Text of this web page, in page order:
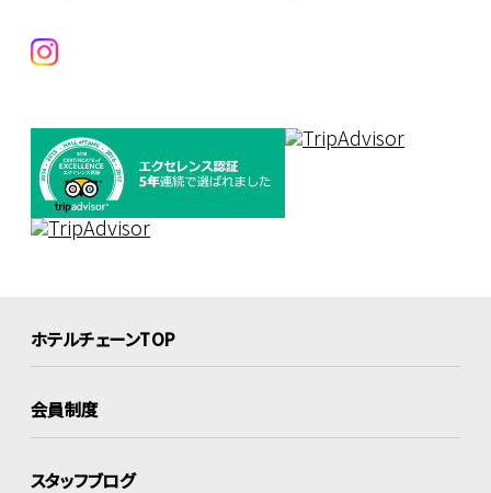
ホテルチェーンTOP
会員制度
スタッフブログ